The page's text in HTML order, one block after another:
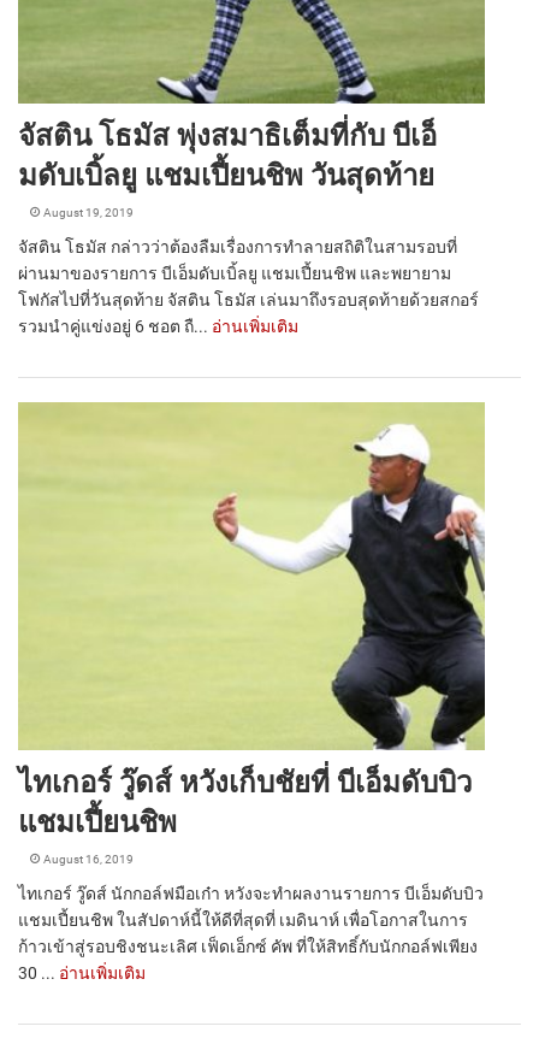
จัสติน โธมัส พุ่งสมาธิเต็มที่กับ บีเอ็
มดับเบิ้ลยู แชมเปี้ยนชิพ วันสุดท้าย
August 19, 2019
จัสติน โธมัส กล่าวว่าต้องลืมเรื่องการทำลายสถิติในสามรอบที่
ผ่านมาของรายการ บีเอ็มดับเบิ้ลยู แชมเปี้ยนชิพ และพยายาม
โฟกัสไปที่วันสุดท้าย จัสติน โธมัส เล่นมาถึงรอบสุดท้ายด้วยสกอร์
รวมนำคู่แข่งอยู่ 6 ชอต ถื... อ่านเพิ่มเติม
ไทเกอร์ วู๊ดส์ หวังเก็บชัยที่ บีเอ็มดับบิว
แชมเปี้ยนชิพ
August 16, 2019
ไทเกอร์ วู๊ดส์ นักกอล์ฟมือเก๋า หวังจะทำผลงานรายการ บีเอ็มดับบิว
แชมเปี้ยนชิพ ในสัปดาห์นี้ให้ดีที่สุดที่ เมดินาห์ เพื่อโอกาสในการ
ก้าวเข้าสู่รอบชิงชนะเลิศ เฟ็ดเอ็กซ์ คัพ ที่ให้สิทธิ์กับนักกอล์ฟเพียง
30 ... อ่านเพิ่มเติม